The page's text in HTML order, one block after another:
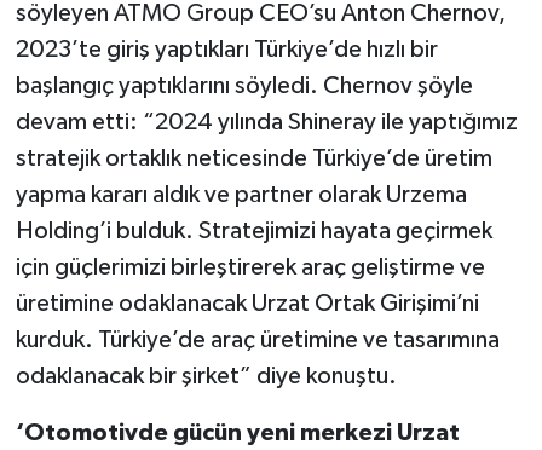
söyleyen ATMO Group CEO’su Anton Chernov,
2023’te giriş yaptıkları Türkiye’de hızlı bir
başlangıç yaptıklarını söyledi. Chernov şöyle
devam etti: “2024 yılında Shineray ile yaptığımız
stratejik ortaklık neticesinde Türkiye’de üretim
yapma kararı aldık ve partner olarak Urzema
Holding’i bulduk. Stratejimizi hayata geçirmek
için güçlerimizi birleştirerek araç geliştirme ve
üretimine odaklanacak Urzat Ortak Girişimi’ni
kurduk. Türkiye’de araç üretimine ve tasarımına
odaklanacak bir şirket” diye konuştu.
‘Otomotivde gücün yeni merkezi Urzat